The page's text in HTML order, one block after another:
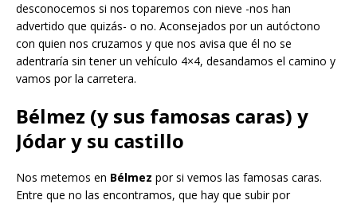
desconocemos si nos toparemos con nieve -nos han
advertido que quizás- o no. Aconsejados por un autóctono
con quien nos cruzamos y que nos avisa que él no se
adentraría sin tener un vehículo 4×4, desandamos el camino y
vamos por la carretera.
Bélmez (y sus famosas caras) y
Jódar y su castillo
Nos metemos en Bélmez por si vemos las famosas caras.
Entre que no las encontramos, que hay que subir por